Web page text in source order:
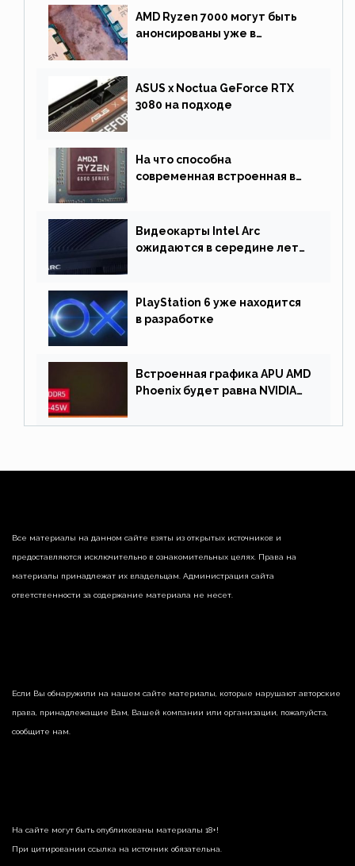
AMD Ryzen 7000 могут быть
анонсированы уже в
ASUS x Noctua GeForce RTX
3080 на подходе
На что способна
современная встроенная в
Видеокарты Intel Arc
ожидаются в середине лета.
PlayStation 6 уже находится
в разработке
Встроенная графика APU AMD
Phoenix будет равна NVIDIA
Все материалы на данном сайте взяты из открытых источников и
предоставляются исключительно в ознакомительных целях. Права на
материалы принадлежат их владельцам. Администрация сайта
ответственности за содержание материала не несет.
Если Вы обнаружили на нашем сайте материалы, которые нарушают авторские
права, принадлежащие Вам, Вашей компании или организации, пожалуйста,
сообщите нам.
На сайте могут быть опубликованы материалы 18+!
При цитировании ссылка на источник обязательна.